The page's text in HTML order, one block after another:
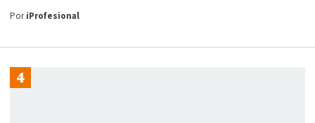
PoriProfesional